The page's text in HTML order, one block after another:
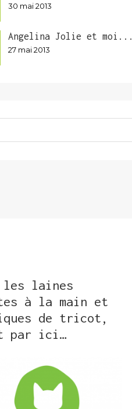
30 mai 2013
Angelina Jolie et moi...
27 mai 2013
les laines
à la main et
de tricot,
par ici…